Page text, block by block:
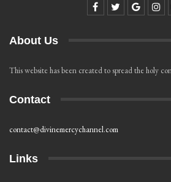
About Us
This website has been created to spread the holy
Contact
contact@divinemercychannel.com
Links